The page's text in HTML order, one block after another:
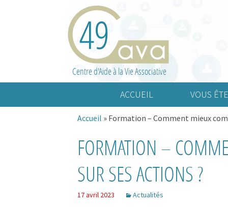
Centre d'Aide à la Vie Associative
ACCUEIL VOUS
Association
Association
Accueil » Formation – Comment mieux
FORMATION –
SUR SES ACTIONS ?
17 avril 2023 Actualités